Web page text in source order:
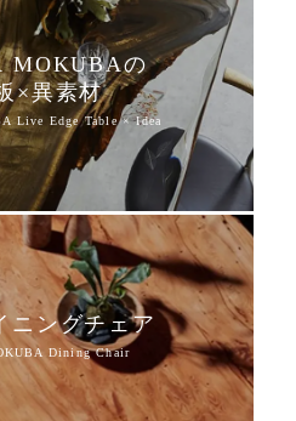
MOKUBAの
×異素材
ニングチェア